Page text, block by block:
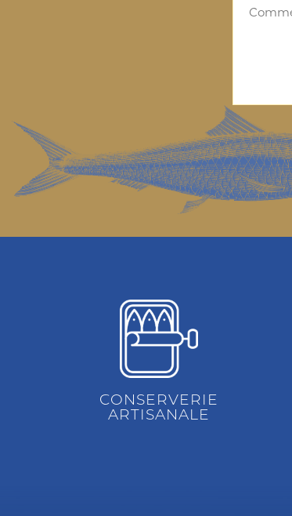
CONSERVERIE
ARTISANALE